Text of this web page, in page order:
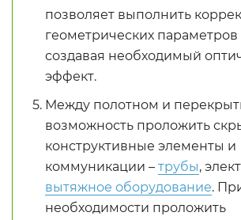
позволяет выполнить
геометрических
создавая необходимый
эффект.
Между полотном и
возможность проложить
конструктивные элементы и
коммуникации – трубы,
вытяжное оборудование.
необходимости проложить